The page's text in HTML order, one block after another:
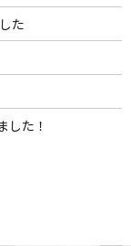
た
した！